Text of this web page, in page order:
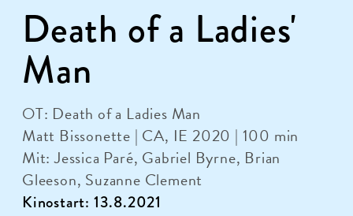
Death of a Ladies'
Man
OT: Death of a Ladies Man
Matt Bissonette | CA, IE 2020 | 100 min
Mit: Jessica Paré, Gabriel Byrne, Brian
Gleeson, Suzanne Clement
Kinostart: 13.8.2021